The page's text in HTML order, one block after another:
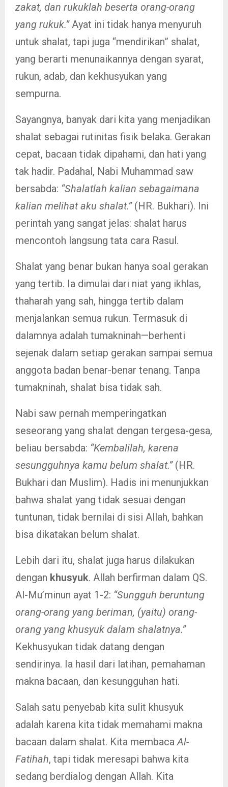
zakat, dan rukuklah beserta orang-orang
yang rukuk.”Ayat ini tidak hanya menyuruh
untuk shalat, tapi juga “mendirikan” shalat,
yang berarti menunaikannya dengan syarat,
rukun, adab, dan kekhusyukan yang
sempurna.
Sayangnya, banyak dari kita yang menjadikan
shalat sebagai rutinitas fisik belaka. Gerakan
cepat, bacaan tidak dipahami, dan hati yang
tak hadir. Padahal, Nabi Muhammad saw
bersabda: “Shalatlah kalian sebagaimana
kalian melihat aku shalat.”(HR. Bukhari). Ini
perintah yang sangat jelas: shalat harus
mencontoh langsung tata cara Rasul.
Shalat yang benar bukan hanya soal gerakan
yang tertib. Ia dimulai dari niat yang ikhlas,
thaharah yang sah, hingga tertib dalam
menjalankan semua rukun. Termasuk di
dalamnya adalah tumakninah—berhenti
sejenak dalam setiap gerakan sampai semua
anggota badan benar-benar tenang. Tanpa
tumakninah, shalat bisa tidak sah.
Nabi saw pernah memperingatkan
seseorang yang shalat dengan tergesa-gesa,
beliau bersabda: “Kembalilah, karena
sesungguhnya kamu belum shalat.”(HR.
Bukhari dan Muslim). Hadis ini menunjukkan
bahwa shalat yang tidak sesuai dengan
tuntunan, tidak bernilai di sisi Allah, bahkan
bisa dikatakan belum shalat.
Lebih dari itu, shalat juga harus dilakukan
dengan khusyuk. Allah berfirman dalam QS.
Al-Mu’minun ayat 1-2: “Sungguh beruntung
orang-orang yang beriman, (yaitu) orang-
orang yang khusyuk dalam shalatnya.”
Kekhusyukan tidak datang dengan
sendirinya. Ia hasil dari latihan, pemahaman
makna bacaan, dan kesungguhan hati.
Salah satu penyebab kita sulit khusyuk
adalah karena kita tidak memahami makna
bacaan dalam shalat. Kita membacaAl-
Fatihah, tapi tidak meresapi bahwa kita
sedang berdialog dengan Allah. Kita